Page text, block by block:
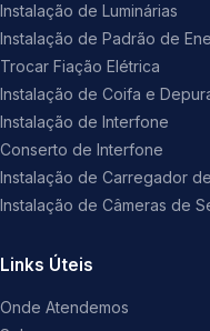
Instalação de Luminárias
Instalação de Padrão de
Trocar Fiação Elétrica
Instalação de Coifa e
Instalação de Interfone
Conserto de Interfone
Instalação de Carregador
Instalação de Câmeras de
Links Úteis
Onde Atendemos